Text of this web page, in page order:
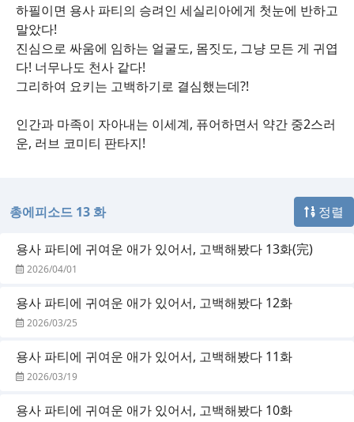
하필이면 용사 파티의 승려인 세실리아에게 첫눈에 반하고
말았다!
진심으로 싸움에 임하는 얼굴도, 몸짓도, 그냥 모든 게 귀엽
다! 너무나도 천사 같다!
그리하여 요키는 고백하기로 결심했는데?!
인간과 마족이 자아내는 이세계, 퓨어하면서 약간 중2스러
운, 러브 코미티 판타지!
총에피소드 13 화 정렬
용사 파티에 귀여운 애가 있어서, 고백해봤다 13화(完)
2026/04/01
용사 파티에 귀여운 애가 있어서, 고백해봤다 12화
2026/03/25
용사 파티에 귀여운 애가 있어서, 고백해봤다 11화
2026/03/19
용사 파티에 귀여운 애가 있어서, 고백해봤다 10화